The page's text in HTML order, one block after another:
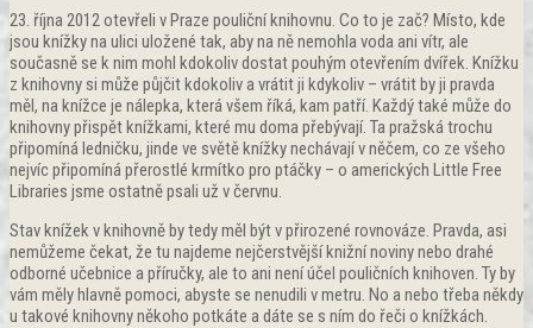
23. října 2012 otevřeli v Praze pouliční knihovnu. Co to je zač? Místo, kde
jsou knížky na ulici uložené tak, aby na ně nemohla voda ani vítr, ale
současně se k nim mohl kdokoliv dostat pouhým otevřením dvířek. Knížku
z knihovny si může půjčit kdokoliv a vrátit ji kdykoliv – vrátit by ji pravda
měl, na knížce je nálepka, která všem říká, kam patří. Každý také může do
knihovny přispět knížkami, které mu doma přebývají. Ta pražská trochu
připomíná ledničku, jinde ve světě knížky nechávají v něčem, co ze všeho
nejvíc připomíná přerostlé krmítko pro ptáčky – o amerických Little Free
Libraries jsme ostatně psali už v červnu.
Stav knížek v knihovně by tedy měl být v přirozené rovnováze. Pravda, asi
nemůžeme čekat, že tu najdeme nejčerstvější knižní noviny nebo drahé
odborné učebnice a příručky, ale to ani není účel pouličních knihoven. Ty by
vám měly hlavně pomoci, abyste se nenudili v metru. No a nebo třeba někdy
u takové knihovny někoho potkáte a dáte se s ním do řeči o knížkách.